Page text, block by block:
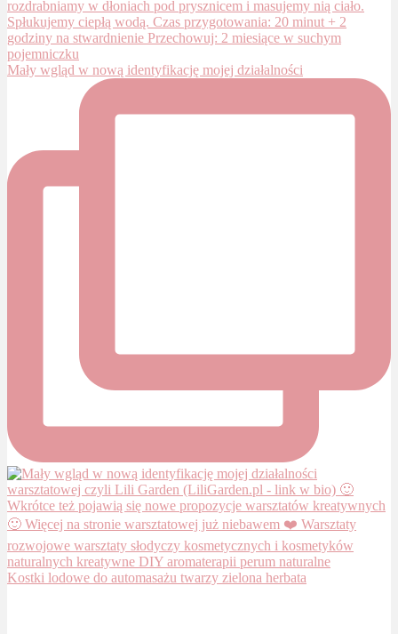
Mały wgląd w nową identyfikację mojej działalności
Kostki lodowe do automasażu twarzy zielona herbata